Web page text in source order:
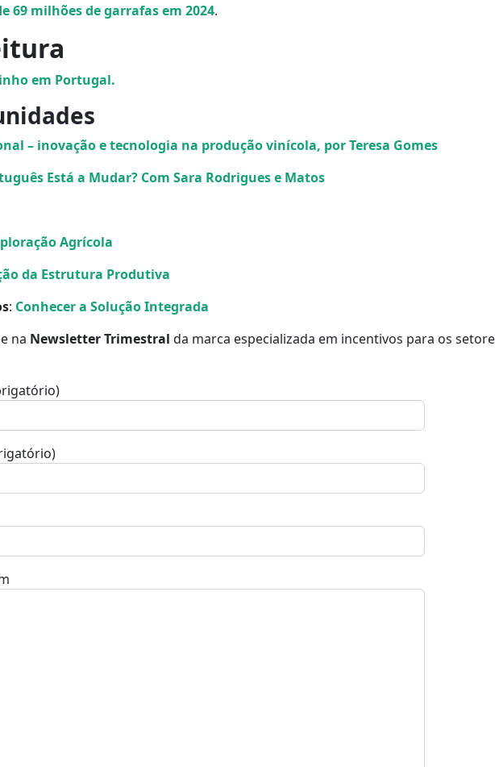
69 milhões de garrafas em 2024.
em Portugal.
– inovação e tecnologia na produção vinícola, por Teresa Gomes
Está a Mudar? Com Sara Rodrigues e Matos
Agrícola
da Estrutura Produtiva
: Conhecer a Solução Integrada
na Newsletter Trimestral da marca especializada em incentivos para os